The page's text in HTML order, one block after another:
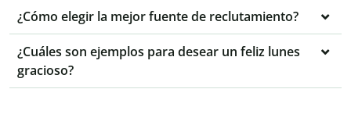
¿Cómo elegir la mejor fuente de reclutamiento?
¿Cuáles son ejemplos para desear un feliz lunes
gracioso?